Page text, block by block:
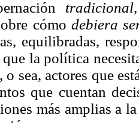
tradicional,
cómo debiera
equilibradas,
que la política
o sea, actores que
que cuentan
más amplias a